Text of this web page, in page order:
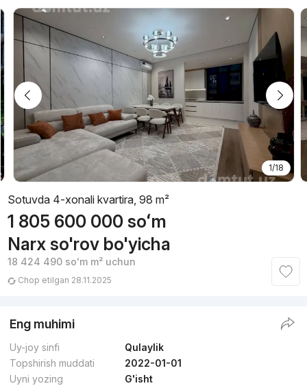
1/18
Sotuvda 4-xonali kvartira, 98 m²
1 805 600 000 soʻm
Narx so'rov bo'yicha
18 424 490 soʻmm² uchun
Chop etilgan 28.11.2025
Eng muhimi
Uy-joy sinfi
Qulaylik
Topshirish muddati
2022-01-01
Uyni yozing
G'isht